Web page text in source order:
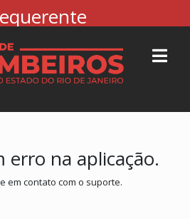
erro na aplicação.
em contato com o suporte.